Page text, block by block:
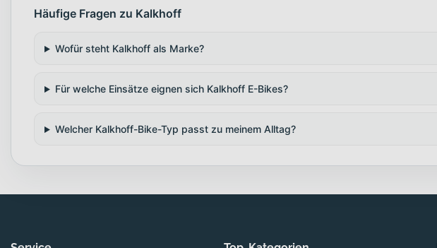
Häufige Fragen zu Kalkhoff
Wofür steht Kalkhoff als Marke?
Für welche Einsätze eignen sich Kalkhoff E-Bikes?
Welcher Kalkhoff-Bike-Typ passt zu meinem Alltag?